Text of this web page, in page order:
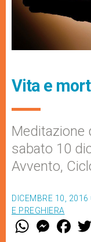
Vita e
Meditazione
sabato 10
Avvento,
DICEMBRE 10, 2016
E PREGHIERA
W M
e
F
a